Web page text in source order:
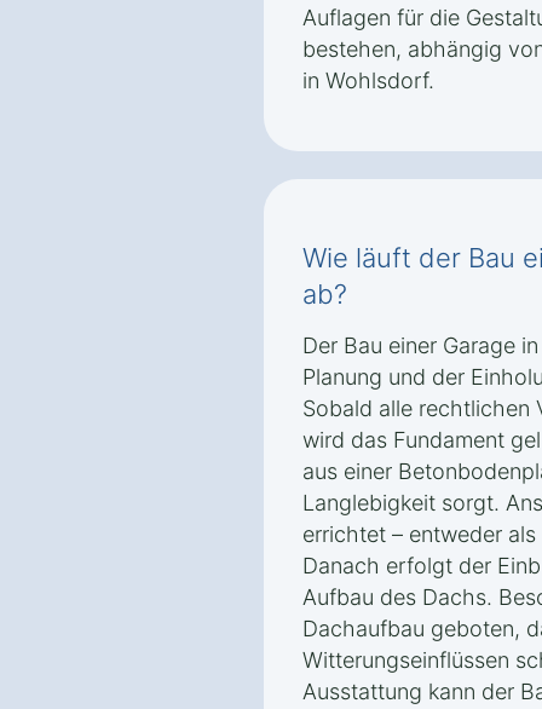
Auflagen für die
bestehen, abhängig
in Wohlsdorf.
Wie läuft der Bau
ab?
Der Bau einer Garage
Planung und der
Sobald alle rechtlichen
wird das Fundament
aus einer
Langlebigkeit sorgt.
errichtet – entweder
Danach erfolgt der
Aufbau des Dachs.
Dachaufbau geboten,
Witterungseinflüssen
Ausstattung kann der